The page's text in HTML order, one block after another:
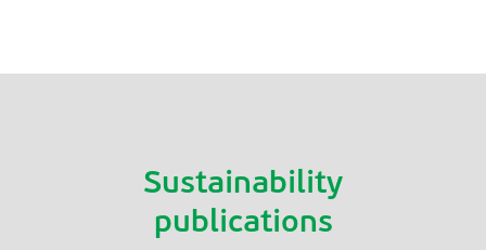
Sustainability
publications